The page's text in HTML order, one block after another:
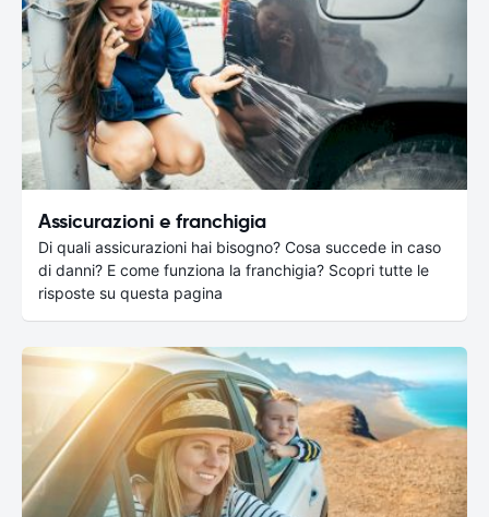
Assicurazioni e franchigia
Di quali assicurazioni hai bisogno? Cosa succede in caso
di danni? E come funziona la franchigia? Scopri tutte le
risposte su questa pagina